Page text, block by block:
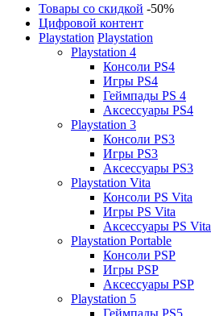
Товары со скидкой -50%
Цифровой контент
Playstation Playstation
Playstation 4
Консоли PS4
Игры PS4
Геймпады PS 4
Аксессуары PS4
Playstation 3
Консоли PS3
Игры PS3
Аксессуары PS3
Playstation Vita
Консоли PS Vita
Игры PS Vita
Аксессуары PS Vita
Playstation Portable
Консоли PSP
Игры PSP
Аксессуары PSP
Playstation 5
Геймпады PS5